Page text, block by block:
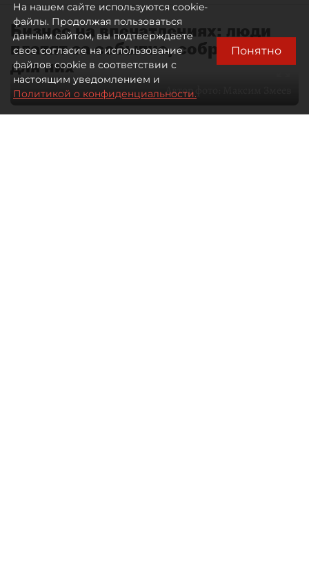
Бизнес на впечатлениях: люди
платят за событие, собранное
для них
Автор фото:
На нашем сайте используются cookie-
файлы. Продолжая пользоваться
данным сайтом, вы подтверждаете
свое согласие на использование
файлов cookie в соответствии с
настоящим уведомлением и
Политикой о конфиденциальности.
Понятно